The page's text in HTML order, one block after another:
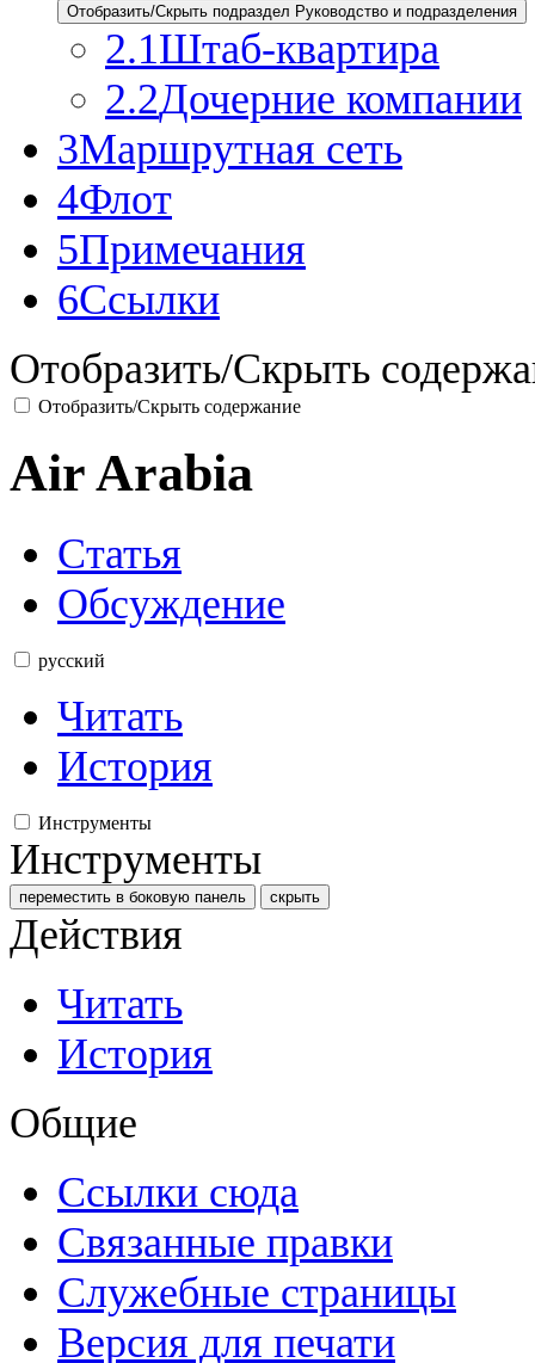
Отобразить/Скрыть подраздел Руководство и подразделения
2.1Штаб-квартира
2.2Дочерние компании
3Маршрутная сеть
4Флот
5Примечания
6Ссылки
Отобразить/Скрыть
Отобразить/Скрыть содержание
Air Arabia
Статья
Обсуждение
русский
Читать
История
Инструменты
Инструменты
переместить в боковую панель скрыть
Действия
Читать
История
Общие
Ссылки сюда
Связанные правки
Служебные страницы
Версия для печати